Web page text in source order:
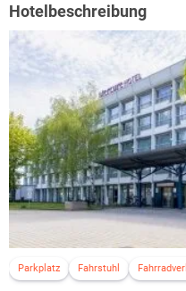
Hotelbeschreibung
Parkplatz Fahrstuhl